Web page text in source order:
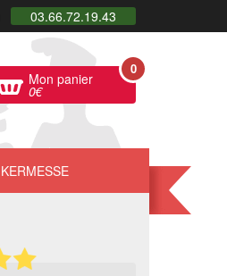
03.66.72.19.43
Mon panier
0€
0
KERMESSE